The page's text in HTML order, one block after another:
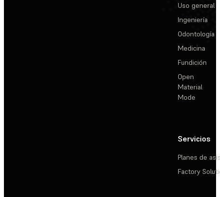
Uso general
Ingeniería
Odontología
Medicina
Fundición
Open
Material
Mode
Servicios
Planes de
Factory